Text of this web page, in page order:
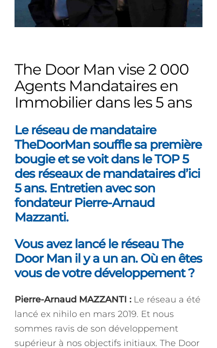
The Door Man vise 2 000
Agents Mandataires en
Immobilier dans les 5 ans
Le réseau de mandataire
TheDoorMan souffle sa première
bougie et se voit dans le TOP 5
des réseaux de mandataires d’ici
5 ans. Entretien avec son
fondateur Pierre-Arnaud
Mazzanti.
Vous avez lancé le réseau The
Door Man il y a un an. Où en êtes
vous de votre développement ?
Pierre-Arnaud MAZZANTI : Le réseau a été
lancé ex nihilo en mars 2019. Et nous
sommes ravis de son développement
supérieur à nos objectifs initiaux. The Door